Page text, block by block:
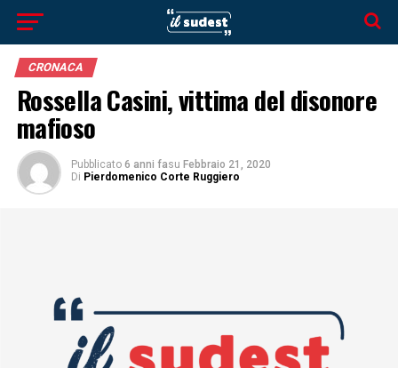
CRONACA
Rossella Casini, vittima del disonore
mafioso
Pubblicato 6 anni fasu Febbraio 21, 2020
Di Pierdomenico Corte Ruggiero